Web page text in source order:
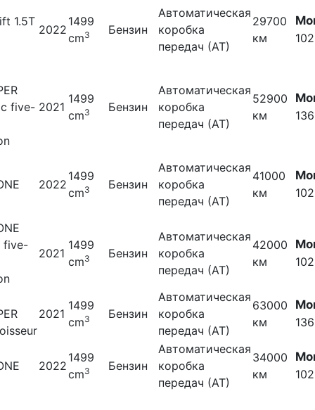
1.5T
2022
1499
cm3 Бензин
Автоматическая
коробка
передач (АТ)
29700
км
five- 2021
1499
cm3 Бензин
Автоматическая
коробка
передач (АТ)
52900
км
2022
1499
cm3 Бензин
Автоматическая
коробка
передач (АТ)
41000
км
five-
2021
1499
cm3 Бензин
Автоматическая
коробка
передач (АТ)
42000
км
2021
1499
cm3 Бензин
Автоматическая
коробка
передач (АТ)
63000
км
2022
1499
cm3 Бензин
Автоматическая
коробка
передач (АТ)
34000
км